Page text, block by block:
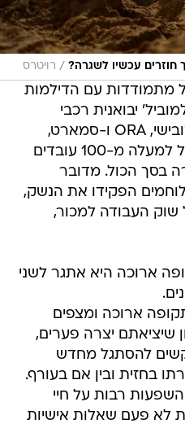
חוזרים עכשיו לשגרה? / רויטרס
מתמודדות עם הדילמות
יבואנית רכבי
מרצדס, יונדאי, ג'נסיס, מיצובישי, ORA ו-סמארט,
קולטת בימים אלו חזרה של למעלה מ-100 עובדים
החברה בסך הכול. מדובר
הפקידו את הנשק,
שוק העבודה למכור,
ארוכה היא אתגר לשני
ארוכה ומצפים
שיציאתם יצרה פערים,
להסתגל מחדש
בחזית ובין אם בעורף.
רבות על חיי
לא פעם שאלות אישיות